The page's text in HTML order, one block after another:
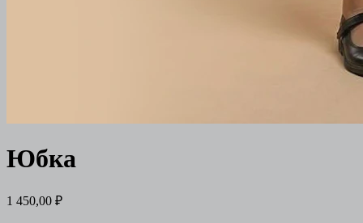
Юбка
1 450,00 ₽